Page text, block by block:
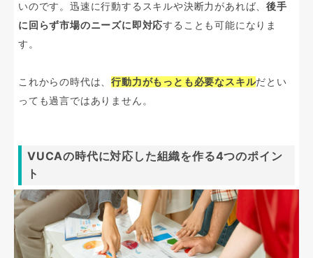
いのです。迅速に行動するスキルや決断力があれば、後手
に回らず市場のニーズに即対応することも可能になりま
す。
これからの時代は、行動力がもっとも必要なスキルだとい
っても過言ではありません。
VUCAの時代に対応した組織を作る4つのポイン
ト